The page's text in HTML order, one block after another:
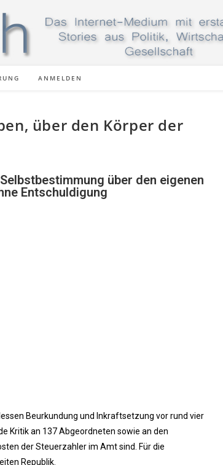
ANMELDEN
über den Körper der
über den eigenen
Entschuldigung
Beurkundung und Inkraftsetzung vor rund vier
Kritik an 137 Abgeordneten sowie an den
der Steuerzahler im Amt sind. Für die
Republik.